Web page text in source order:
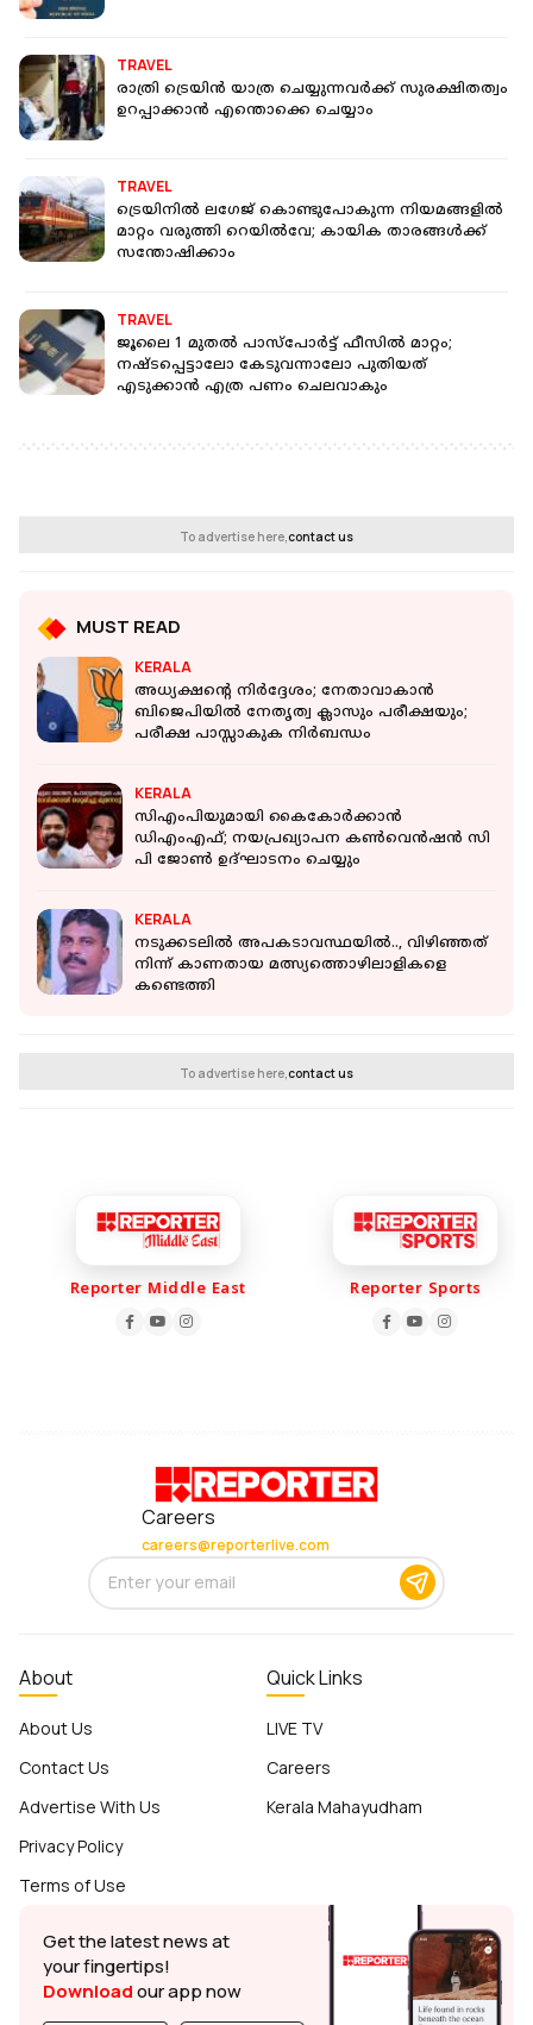
TRAVEL
രാത്രി ട്രെയിന്‍ യാത്ര ചെയ്യുന്നവര്‍ക്ക് സുരക്ഷിതത്വം
ഉറപ്പാക്കാന്‍ എന്തൊക്കെ ചെയ്യാം
TRAVEL
ട്രെയിനില്‍ ലഗേജ് കൊണ്ടുപോകുന്ന നിയമങ്ങളില്‍
മാറ്റം വരുത്തി റെയില്‍വേ; കായിക താരങ്ങള്‍ക്ക്
സന്തോഷിക്കാം
TRAVEL
ജൂലൈ 1 മുതൽ പാസ്‌പോർട്ട് ഫീസിൽ മാറ്റം;
നഷ്ടപ്പെട്ടാലോ കേടുവന്നാലോ പുതിയത്
എടുക്കാൻ എത്ര പണം ചെലവാകും
To advertise here,contact us
MUST READ
KERALA
അധ്യക്ഷന്റെ നിര്‍ദ്ദേശം; നേതാവാകാന്‍
ബിജെപിയില്‍ നേതൃത്വ ക്ലാസും പരീക്ഷയും;
പരീക്ഷ പാസ്സാകുക നിര്‍ബന്ധം
KERALA
സിഎംപിയുമായി കൈകോര്‍ക്കാന്‍
ഡിഎംഎഫ്; നയപ്രഖ്യാപന കണ്‍വെന്‍ഷന്‍ സി
പി ജോണ്‍ ഉദ്ഘാടനം ചെയ്യും
KERALA
നടുക്കടലില്‍ അപകടാവസ്ഥയില്‍.., വിഴിഞ്ഞത്
നിന്ന് കാണതായ മത്സ്യത്തൊഴിലാളികളെ
കണ്ടെത്തി
To advertise here,contact us
Reporter Middle East Reporter Sports
Careers
careers@reporterlive.com
About
About Us
Contact Us
Advertise With Us
Privacy Policy
Terms of Use
Quick Links
LIVE TV
Careers
Kerala Mahayudham
Get the latest news at
your fingertips!
Downloadour app now